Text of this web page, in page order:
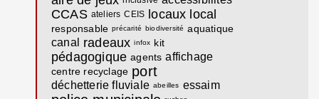
CCAS ateliers CEIS locaux local
responsable précarité biodiversité aquatique
canal radeaux infox kit
pédagogique agents affichage
centre recyclage port
déchetterie fluviale abeilles essaim